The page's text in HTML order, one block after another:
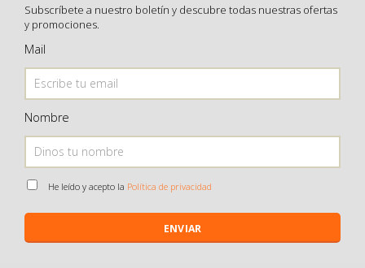
Subscríbete a nuestro boletín y descubre todas nuestras ofertas
y promociones.
Mail
Nombre
He leído y acepto la Política de privacidad
ENVIAR